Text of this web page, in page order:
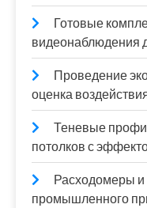
Готовые
видеонаблюдения
Проведение
оценка
Теневые
потолков с
Расходомеры и
промышленного